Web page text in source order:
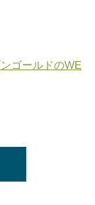
ゴールドのWE